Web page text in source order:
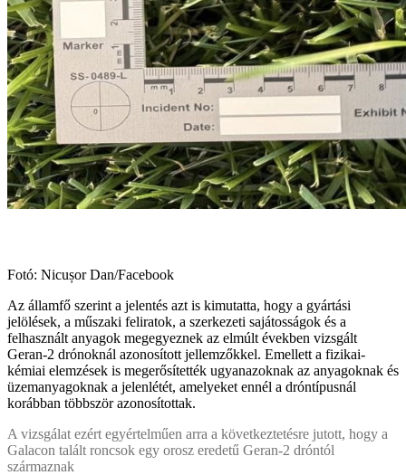
Fotó: Nicușor Dan/Facebook
Az államfő szerint a jelentés azt is kimutatta, hogy a gyártási
jelölések, a műszaki feliratok, a szerkezeti sajátosságok és a
felhasznált anyagok megegyeznek az elmúlt években vizsgált
Geran-2 drónoknál azonosított jellemzőkkel. Emellett a fizikai-
kémiai elemzések is megerősítették ugyanazoknak az anyagoknak és
üzemanyagoknak a jelenlétét, amelyeket ennél a dróntípusnál
korábban többször azonosítottak.
A vizsgálat ezért egyértelműen arra a következtetésre jutott, hogy a
Galacon talált roncsok egy orosz eredetű Geran-2 dróntól
származnak